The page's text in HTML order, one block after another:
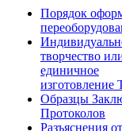
Порядок
творчество
единичное
изготовление
Образцы
Протоколов
Разъяснения от